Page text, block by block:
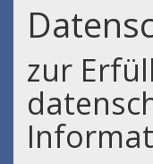
zur